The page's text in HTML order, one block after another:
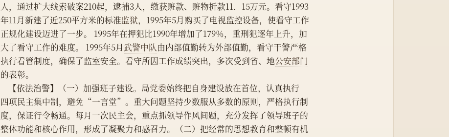
人，通过扩大线索破案210起，逮捕3人，缴获赃款、赃物折款11．15万元。看守1993
年11月新建了近250平方米的标准监狱，1995年5月购买了电视监控设备，使看守工作
正规化建设迈进了一步。 1995年在押犯比1990年增加了179％，重刑犯逐年上升，加
大了看守工作的难度。 1995年5月武警中队由内部值勤转为外部值勤，看守干警严格
执行看管制度，确保了监室安全。看守所因工作成绩突出，多次受到省、地公安部门
的表彰。
    【依法治警】（一）加强班子建设。局
党委始终把自身建设放在首位，认真执行
四项民主集中制，避免“一言堂”。重大问题坚持少数服从多数的原则，严格执行制
度，保证行令畅通。每月一次民主会，重点抓领导作风间题，充分发挥了领导班子的
整体功能和核心作用，形成了凝聚力和感召力。（二）把经常的思想教育和整顿有机